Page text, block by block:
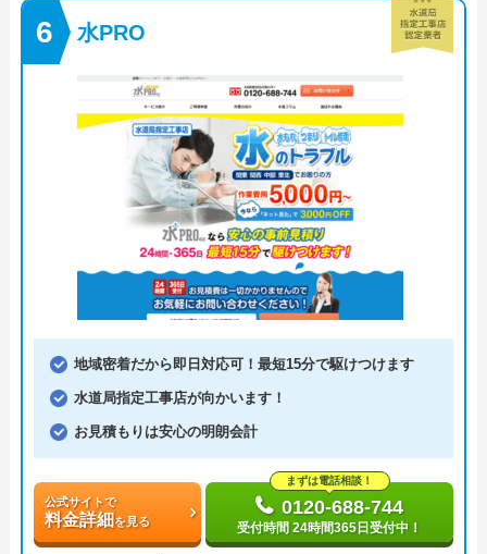
水PRO
地域密着だから即日対応可！最短15分で駆けつけます
水道局指定工事店が向かいます！
お見積もりは安心の明朗会計
公式サイトで
料金詳細を見る
まずは電話相談！
0120-688-744
受付時間 24時間365日受付中！